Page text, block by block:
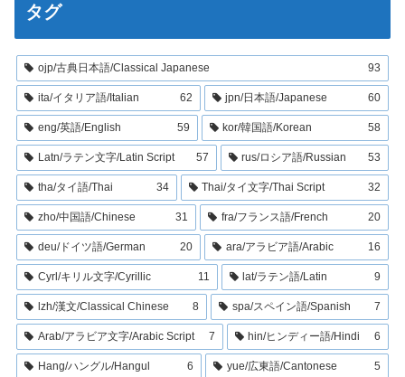
タグ
ojp/古典日本語/Classical Japanese 93
ita/イタリア語/Italian 62 jpn/日本語/Japanese 60
eng/英語/English 59 kor/韓国語/Korean 58
Latn/ラテン文字/Latin Script 57 rus/ロシア語/Russian 53
tha/タイ語/Thai 34 Thai/タイ文字/Thai Script 32
zho/中国語/Chinese 31 fra/フランス語/French 20
deu/ドイツ語/German 20 ara/アラビア語/Arabic 16
Cyrl/キリル文字/Cyrillic 11 lat/ラテン語/Latin 9
lzh/漢文/Classical Chinese 8 spa/スペイン語/Spanish 7
Arab/アラビア文字/Arabic Script 7 hin/ヒンディー語/Hindi 6
Hang/ハングル/Hangul 6 yue/広東語/Cantonese 5